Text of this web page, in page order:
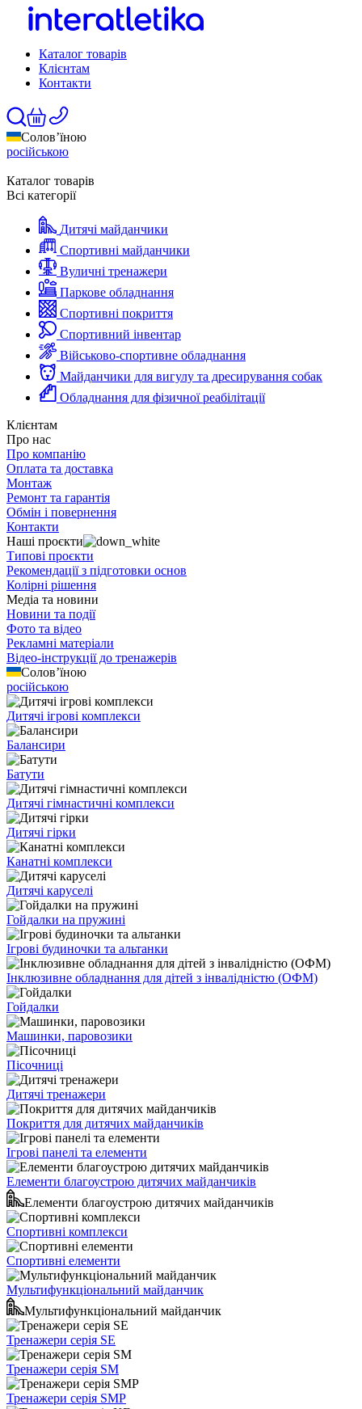
Каталог товарів
Клієнтам
Контакти
Солов’їною
російською
Каталог товарів
Всі категорії
Дитячі майданчики
Спортивні майданчики
Вуличні тренажери
Паркове обладнання
Спортивні покриття
Спортивний інвентар
Військово-спортивне обладнання
Майданчики для вигулу та дресирування собак
Обладнання для фізичної реабілітації
Клієнтам
Про нас
Про компанію
Оплата та доставка
Монтаж
Ремонт та гарантія
Обмін і повернення
Контакти
Наші проєкти
Типові проєкти
Рекомендації з підготовки основ
Колірні рішення
Медіа та новини
Новини та події
Фото та відео
Рекламні матеріали
Відео-інструкції до тренажерів
Солов’їною
російською
Дитячі ігрові комплекси
Балансири
Батути
Дитячі гімнастичні комплекси
Дитячі гірки
Канатні комплекси
Дитячі каруселі
Гойдалки на пружині
Ігрові будиночки та альтанки
Інклюзивне обладнання для дітей з інвалідністю (ОФМ)
Гойдалки
Машинки, паровозики
Пісочниці
Дитячі тренажери
Покриття для дитячих майданчиків
Ігрові панелі та елементи
Елементи благоустрою дитячих майданчиків
Елементи благоустрою дитячих майданчиків
Спортивні комплекси
Спортивні елементи
Мультифункціональний майданчик
Мультифункціональний майданчик
Тренажери серія SE
Тренажери серія SM
Тренажери серія SMP